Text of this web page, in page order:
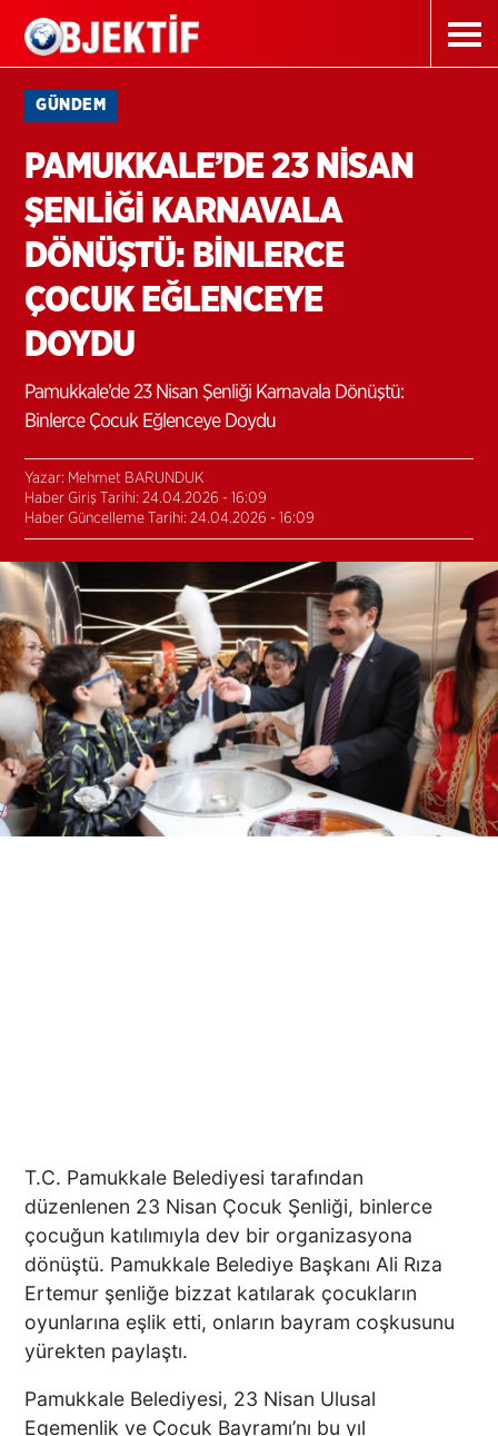
GÜNDEM
PAMUKKALE’DE 23 NİSAN
ŞENLİĞİ KARNAVALA
DÖNÜŞTÜ: BİNLERCE
ÇOCUK EĞLENCEYE
DOYDU
Pamukkale’de 23 Nisan Şenliği Karnavala Dönüştü:
Binlerce Çocuk Eğlenceye Doydu
Yazar: Mehmet BARUNDUK
Haber Giriş Tarihi: 24.04.2026 - 16:09
Haber Güncelleme Tarihi: 24.04.2026 - 16:09
T.C. Pamukkale Belediyesi tarafından
düzenlenen 23 Nisan Çocuk Şenliği, binlerce
çocuğun katılımıyla dev bir organizasyona
dönüştü. Pamukkale Belediye Başkanı Ali Rıza
Ertemur şenliğe bizzat katılarak çocukların
oyunlarına eşlik etti, onların bayram coşkusunu
yürekten paylaştı.
Pamukkale Belediyesi, 23 Nisan Ulusal
Egemenlik ve Çocuk Bayramı’nı bu yıl